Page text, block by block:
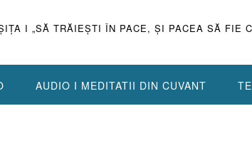
I „SĂ TRĂIEŞTI ÎN PACE, ŞI PACEA SĂ FIE
AUDIO I MEDITATII DIN CUVANT